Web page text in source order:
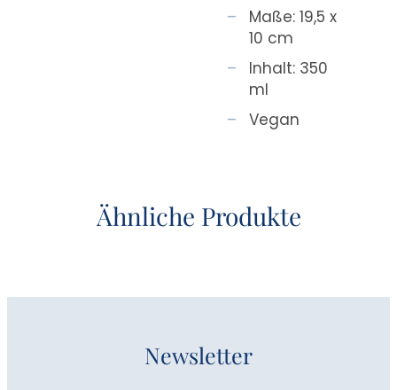
Maße: 19,5 x
10 cm
Inhalt: 350
ml
Vegan
Ähnliche Produkte
Newsletter